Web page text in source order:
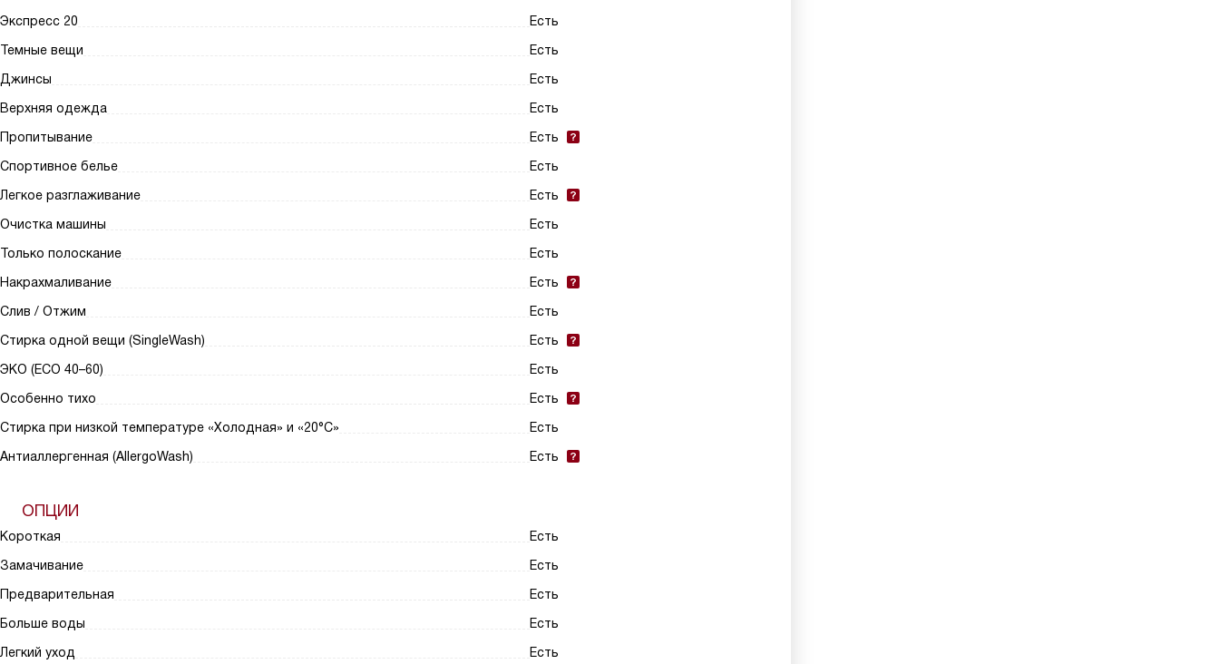
Экспресс 20
Есть
Темные вещи
Есть
Джинсы
Есть
Верхняя одежда
Есть
Пропитывание
Есть
Спортивное белье
Есть
Легкое разглаживание
Есть
Очистка машины
Есть
Только полоскание
Есть
Накрахмаливание
Есть
Слив / Отжим
Есть
Стирка одной вещи (SingleWash)
Есть
ЭКО (ECO 40–60)
Есть
Особенно тихо
Есть
Стирка при низкой температуре «Холодная» и «20°С»
Есть
Антиаллергенная (AllergoWash)
Есть
ОПЦИИ
Короткая
Есть
Замачивание
Есть
Предварительная
Есть
Больше воды
Есть
Легкий уход
Есть